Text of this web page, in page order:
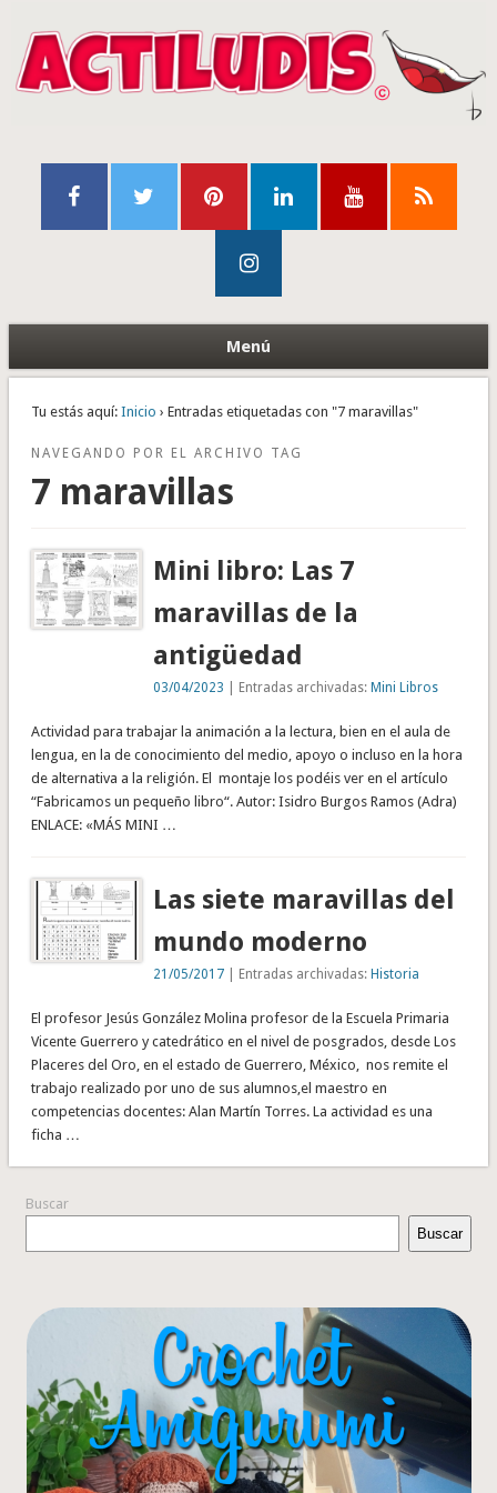
Menú
Tu estás aquí: Inicio › Entradas etiquetadas con "7 maravillas"
NAVEGANDO POR EL ARCHIVO TAG
7 maravillas
Mini libro: Las 7
maravillas de la
antigüedad
03/04/2023 | Entradas archivadas:Mini Libros
Actividad para trabajar la animación a la lectura, bien en el aula de
lengua, en la de conocimiento del medio, apoyo o incluso en la hora
de alternativa a la religión. El montaje los podéis ver en el artículo
“Fabricamos un pequeño libro“. Autor: Isidro Burgos Ramos (Adra)
ENLACE: «MÁS MINI …
Las siete maravillas del
mundo moderno
21/05/2017 | Entradas archivadas:Historia
El profesor Jesús González Molina profesor de la Escuela Primaria
Vicente Guerrero y catedrático en el nivel de posgrados, desde Los
Placeres del Oro, en el estado de Guerrero, México, nos remite el
trabajo realizado por uno de sus alumnos,el maestro en
competencias docentes: Alan Martín Torres. La actividad es una
ficha …
Buscar
Buscar